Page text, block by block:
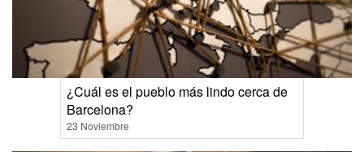
¿Cuál es el pueblo más lindo cerca de
Barcelona?
23 Noviembre